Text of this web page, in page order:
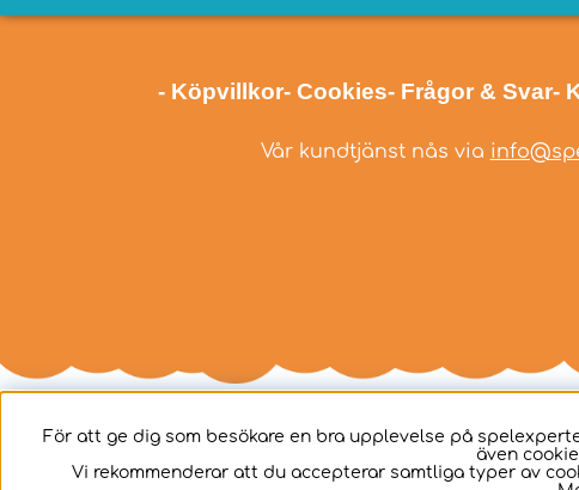
- Köpvillkor- Cookies- Frågor & Svar-
Vår kundtjänst nås via
För att ge dig som besökare en bra upplevelse på
även
Vi rekommenderar att du accepterar samtliga typer av